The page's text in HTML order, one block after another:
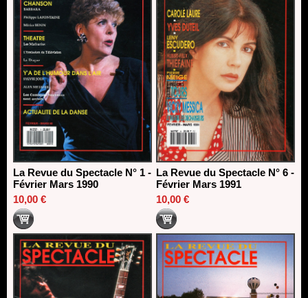
La Revue du Spectacle N° 1 -
Février Mars 1990
10,00 €
La Revue du Spectacle N° 6 -
Février Mars 1991
10,00 €